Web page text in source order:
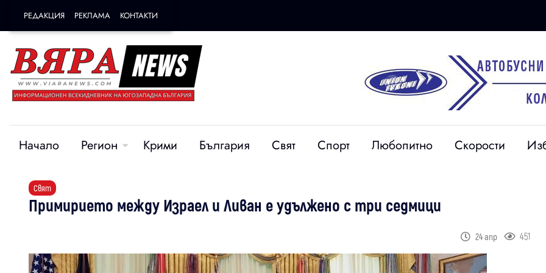
РЕДАКЦИЯ РЕКЛАМА КОНТАКТИ
Начало Регион Крими България Свят Спорт Любопитно Скорости
Свят
Примирието между Израел и Ливан е удължено с три седмици
24 апр 451